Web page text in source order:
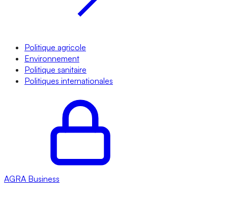
Politique agricole
Environnement
Politique sanitaire
Politiques internationales
AGRA Business